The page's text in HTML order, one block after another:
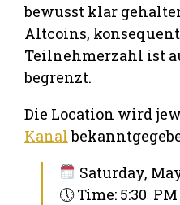
bewusst klar
Altcoins,
Teilnehmerzahl ist
begrenzt.
Die Location wird
Kanal
Saturday,
🕔 Time: 5:30